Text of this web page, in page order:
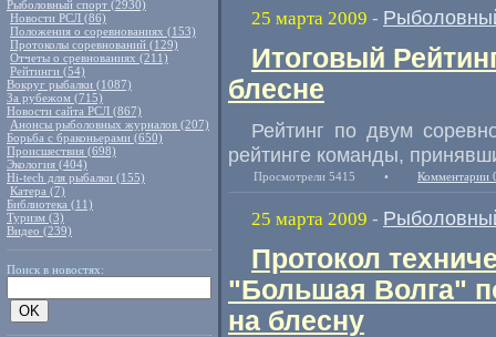
Рыболовный спорт (2930)
Новости РСЛ (86)
Положения о соревнованиях (153)
Протоколы соревнований (129)
Отчеты о сревнованиях (211)
Рейтинги (54)
Вокруг рыбалки (1087)
За рубежом (715)
Новости сайта РСЛ (867)
Анонсы рыболовных журналов (207)
Борьба с браконьерами (650)
Происшествия (698)
Экология (404)
Hi-tech для рыбалки (155)
Катера (7)
Библиотека (11)
Туризм (3)
Видео (239)
Поиск в новостях:
25 марта 2009 -
Итоговый
блесне
Рейтинг по двум
рейтинге команды,
Просмотрели 5415 • Комментарии
25 марта 2009 -
Протокол
"Большая Волга"
на блесну